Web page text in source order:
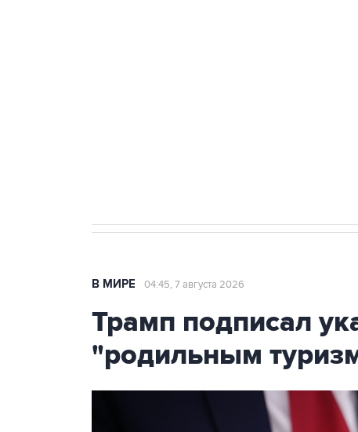
В МИРЕ 04:45, 7 августа 2026
Трамп подписал
"родильным